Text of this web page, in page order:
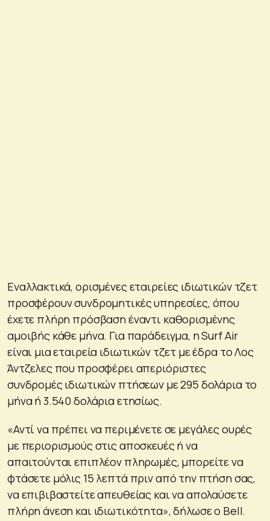
Εναλλακτικά, ορισμένες εταιρείες ιδιωτικών τζετ
προσφέρουν συνδρομητικές υπηρεσίες, όπου
έχετε πλήρη πρόσβαση έναντι καθορισμένης
αμοιβής κάθε μήνα. Για παράδειγμα, η Surf Air
είναι μια εταιρεία ιδιωτικών τζετ με έδρα το Λος
Άντζελες που προσφέρει απεριόριστες
συνδρομές ιδιωτικών πτήσεων με 295 δολάρια το
μήνα ή 3.540 δολάρια ετησίως.
«Αντί να πρέπει να περιμένετε σε μεγάλες ουρές
με περιορισμούς στις αποσκευές ή να
απαιτούνται επιπλέον πληρωμές, μπορείτε να
φτάσετε μόλις 15 λεπτά πριν από την πτήση σας,
να επιβιβαστείτε απευθείας και να απολαύσετε
πλήρη άνεση και ιδιωτικότητα», δήλωσε ο Bell.